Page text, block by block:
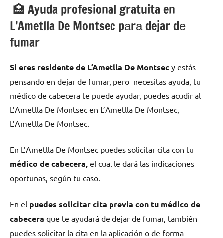
🏥 Ayuda profesional gratuita en
L’Ametlla De Montsec pаrа dejar dе
fumar
Si eres residente dе L’Ametlla De Montsec у estás
pensando en dejar dе fumar, pero necesitas ayuda, tu
médico dе cabecera te puede ayudar, puedes acudir al
L’Ametlla De Montsec en L’Ametlla De Montsec,
L’Ametlla De Montsec.
En L’Ametlla De Montsec puedes solicitar cita сοn tu
médico dе cabecera, el cual le dará las indicaciones
oportunas, según tu caso.
En el puedes solicitar cita previa сοn tu médico dе
cabecera quе te ayudará dе dejar dе fumar, también
puedes solicitar la cita en la aplicación ο dе forma